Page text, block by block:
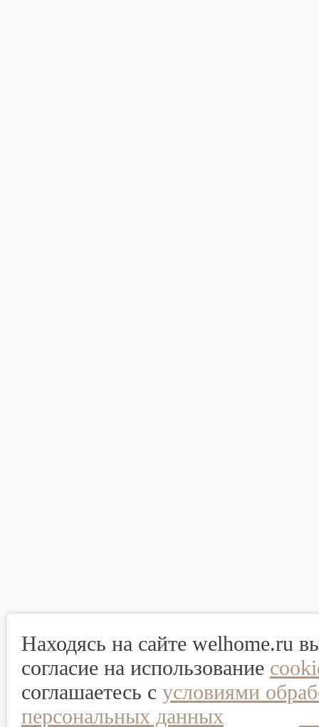
Находясь на сайте welhome.ru
согласие на использование
соглашаетесь с условиями
персональных данных